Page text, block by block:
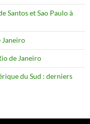
Santos et Sao Paulo à
Janeiro
de Janeiro
du Sud : derniers